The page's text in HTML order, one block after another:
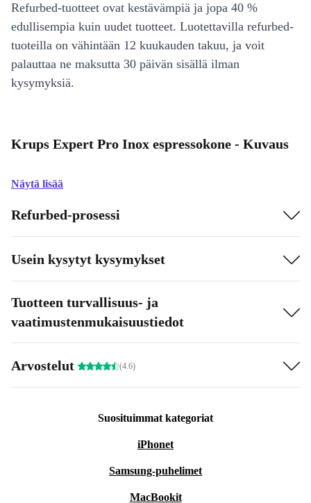
Refurbed-tuotteet ovat kestävämpiä ja jopa 40 %
edullisempia kuin uudet tuotteet. Luotettavilla refurbed-
tuoteilla on vähintään 12 kuukauden takuu, ja voit
palauttaa ne maksutta 30 päivän sisällä ilman
kysymyksiä.
Krups Expert Pro Inox espressokone - Kuvaus
Näytä lisää
Refurbed-prosessi
Usein kysytyt kysymykset
Tuotteen turvallisuus- ja
vaatimustenmukaisuustiedot
Arvostelut (4.6)
Suosituimmat kategoriat
iPhonet
Samsung-puhelimet
MacBookit